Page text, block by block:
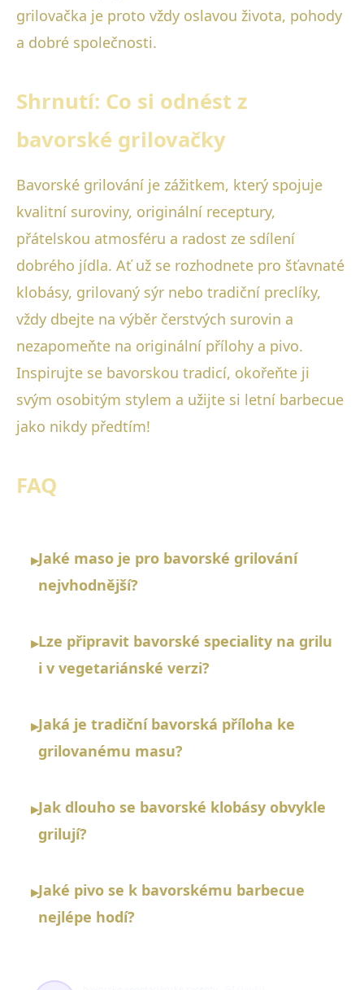
grilovačka je proto vždy oslavou života, pohody
a dobré společnosti.
Shrnutí: Co si odnést z
bavorské grilovačky
Bavorské grilování je zážitkem, který spojuje
kvalitní suroviny, originální receptury,
přátelskou atmosféru a radost ze sdílení
dobrého jídla. Ať už se rozhodnete pro šťavnaté
klobásy, grilovaný sýr nebo tradiční preclíky,
vždy dbejte na výběr čerstvých surovin a
nezapomeňte na originální přílohy a pivo.
Inspirujte se bavorskou tradicí, okořeňte ji
svým osobitým stylem a užijte si letní barbecue
jako nikdy předtím!
FAQ
▸Jaké maso je pro bavorské grilování
nejvhodnější?
▸Lze připravit bavorské speciality na grilu
i v vegetariánské verzi?
▸Jaká je tradiční bavorská příloha ke
grilovanému masu?
▸Jak dlouho se bavorské klobásy obvykle
grilují?
▸Jaké pivo se k bavorskému barbecue
nejlépe hodí?